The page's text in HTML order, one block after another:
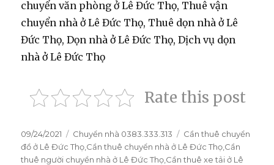
chuyển văn phòng ở Lê Đức Thọ, Thuê vận
chuyển nhà ở Lê Đức Thọ, Thuê dọn nhà ở Lê
Đức Thọ, Dọn nhà ở Lê Đức Thọ, Dịch vụ dọn
nhà ở Lê Đức Thọ
Rate this post
Đăng
vào
ngày
09/24/2021
Danh
mục
Chuyển nhà 0383.333.313 Thẻ
Cần thuê chuyển
đồ ở Lê Đức Thọ Cần thuê chuyển nhà ở Lê Đức Thọ Cần
thuê người chuyền nhà ở Lê Đức Thọ Cần thuê xe tải ở Lê